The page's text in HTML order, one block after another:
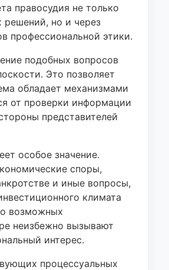
правосудия не только
решений, но и через
профессиональной этики.
подобных вопросов
Это позволяет
обладает механизмами
от проверки информации
представителей
особое значение.
споры,
и иные вопросы,
климата
возможных
неизбежно вызывают
интерес.
процессуальных